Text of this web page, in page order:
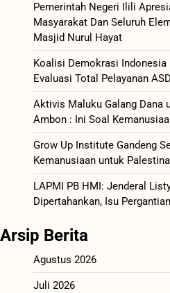
Pemerintah Negeri Ilili
Masyarakat Dan Seluruh
Masjid Nurul Hayat
Koalisi Demokrasi Indonesia
Evaluasi Total Pelayanan
Aktivis Maluku Galang Dana
Ambon : Ini Soal
Grow Up Institute Gandeng
Kemanusiaan untuk
LAPMI PB HMI: Jenderal
Dipertahankan, Isu
Arsip Berita
Agustus 2026
Juli 2026